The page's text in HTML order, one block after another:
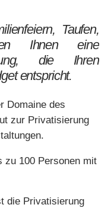
Taufen,
Ihnen eine
die Ihren
entspricht.
Domaine des
zur Privatisierung
zu 100 Personen mit
die Privatisierung
Personen
(Allergien)?